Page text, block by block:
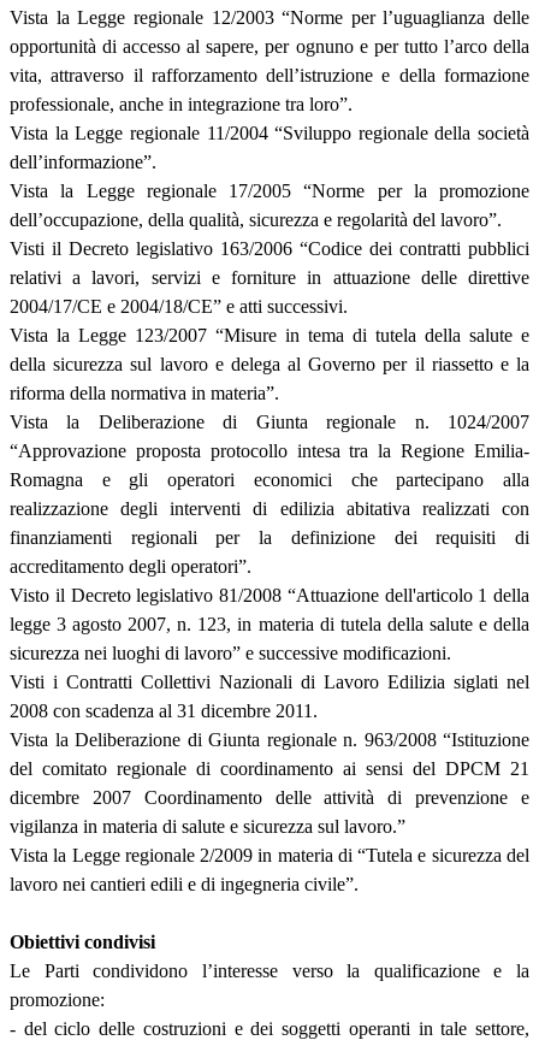
Vista la Legge regionale 12/2003 “Norme per l’uguaglianza delle
opportunità di accesso al sapere, per ognuno e per tutto l’arco della
vita, attraverso il rafforzamento dell’istruzione e della formazione
professionale, anche in integrazione tra loro”.
Vista la Legge regionale 11/2004 “Sviluppo regionale della società
dell’informazione”.
Vista la Legge regionale 17/2005 “Norme per la promozione
dell’occupazione, della qualità, sicurezza e regolarità del lavoro”.
Visti il Decreto legislativo 163/2006 “Codice dei contratti pubblici
relativi a lavori, servizi e forniture in attuazione delle direttive
2004/17/CE e 2004/18/CE” e atti successivi.
Vista la Legge 123/2007 “Misure in tema di tutela della salute e
della sicurezza sul lavoro e delega al Governo per il riassetto e la
riforma della normativa in materia”.
Vista la Deliberazione di Giunta regionale n. 1024/2007
“Approvazione proposta protocollo intesa tra la Regione Emilia-
Romagna e gli operatori economici che partecipano alla
realizzazione degli interventi di edilizia abitativa realizzati con
finanziamenti regionali per la definizione dei requisiti di
accreditamento degli operatori”.
Visto il Decreto legislativo 81/2008 “Attuazione dell'articolo 1 della
legge 3 agosto 2007, n. 123, in materia di tutela della salute e della
sicurezza nei luoghi di lavoro” e successive modificazioni.
Visti i Contratti Collettivi Nazionali di Lavoro Edilizia siglati nel
2008 con scadenza al 31 dicembre 2011.
Vista la Deliberazione di Giunta regionale n. 963/2008 “Istituzione
del comitato regionale di coordinamento ai sensi del DPCM 21
dicembre 2007 Coordinamento delle attività di prevenzione e
vigilanza in materia di salute e sicurezza sul lavoro.”
Vista la Legge regionale 2/2009 in materia di “Tutela e sicurezza del
lavoro nei cantieri edili e di ingegneria civile”.
Obiettivi condivisi
Le Parti condividono l’interesse verso la qualificazione e la
promozione:
- del ciclo delle costruzioni e dei soggetti operanti in tale settore,